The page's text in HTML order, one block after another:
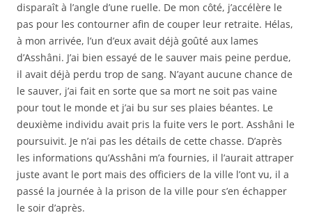
disparaît à l’angle d’une ruelle. De mon côté, j’accélère le
pas pour les contourner afin de couper leur retraite. Hélas,
à mon arrivée, l’un d’eux avait déjà goûté aux lames
d’Asshâni. J’ai bien essayé de le sauver mais peine perdue,
il avait déjà perdu trop de sang. N’ayant aucune chance de
le sauver, j’ai fait en sorte que sa mort ne soit pas vaine
pour tout le monde et j’ai bu sur ses plaies béantes. Le
deuxième individu avait pris la fuite vers le port. Asshâni le
poursuivit. Je n’ai pas les détails de cette chasse. D’après
les informations qu’Asshâni m’a fournies, il l’aurait attraper
juste avant le port mais des officiers de la ville l’ont vu, il a
passé la journée à la prison de la ville pour s’en échapper
le soir d’après.